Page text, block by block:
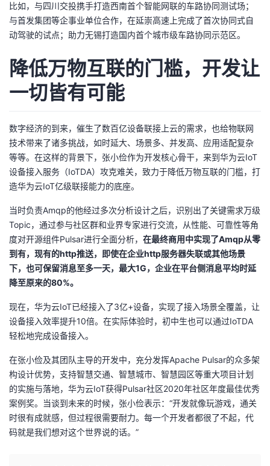
比如，与四川交投携手打造西南首个智能网联的车路协同测试场；
与首发集团等企事业单位合作，在延崇高速上完成了首次协同式自
动驾驶的试点；助力无锡打造国内首个城市级车路协同示范区。
降低万物互联的门槛，开发让
一切皆有可能
数字经济的到来，催生了数百亿设备联接上云的需求，也给物联网
技术带来了诸多挑战，如时延大、场景多、并发高、应用适配复杂
等等。在这样的背景下，张小俭作为开发核心骨干，来到华为云IoT
设备接入服务（IoTDA）攻克难关，致力于降低万物互联的门槛，打
造华为云IoT亿级联接能力的底座。
当时负责Amqp的他经过多次分析设计之后，识别出了关键需求万级
Topic，通过参与社区群和业界专家进行交流，从性能、可靠性等角
度对开源组件Pulsar进行全面分析， 在最终商用中实现了Amqp从零
到有，现有的http推送，即使在企业http服务器失联或其他场景
下，也可保留消息至多一天，最大1G，企业在平台侧消息平均时延
降至原来的80%。
现在，华为云IoT已经接入了3亿+设备，实现了接入场景全覆盖，让
设备接入效率提升10倍。在实际体验时，初中生也可以通过IoTDA
轻松地完成设备接入。
在张小俭及其团队主导的开发中，充分发挥Apache Pulsar的众多架
构设计优势，支持智慧交通、智慧城市、智慧园区等重大项目计划
的实施与落地，华为云IoT获得Pulsar社区2020年社区年度最佳优秀
案例奖。当谈到未来的时候，张小俭表示：“开发就像玩游戏，通关
时很有成就感，但过程很需要耐力。每一个开发者都很了不起，代
码就是我们想对这个世界说的话。”